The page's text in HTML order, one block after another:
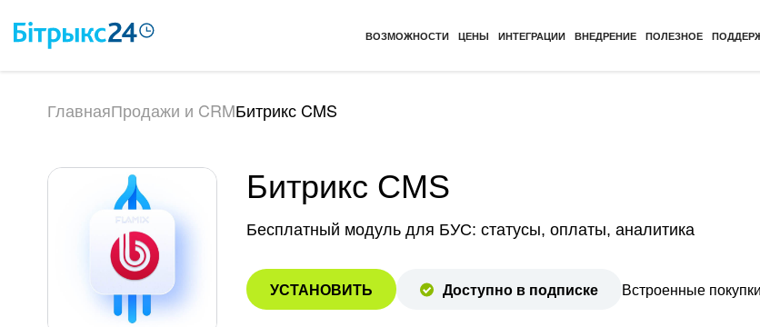
ВОЗМОЖНОСТИ ЦЕНЫ ИНТЕГРАЦИИ ВНЕДРЕНИЕ ПОЛЕЗНОЕ
ГлавнаяПродажи и CRMБитрикс CMS
Битрикс CMS
Бесплатный модуль для БУС: статусы, оплаты, аналитика
УСТАНОВИТЬ Доступно в подписке Встроенные покупки